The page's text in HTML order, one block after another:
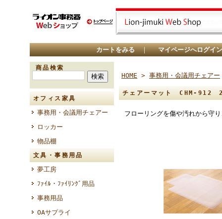
カートをみる ｜ マイページへログイン
商品検索
オフィス家具
事務用・会議用チェアー
ロッカー
物品棚
文具・事務用品
夢工房
ﾌｧｲﾙ・ﾌｧｲﾘﾝｸﾞ用品
事務用品
OAサプライ
HOME > 事務用・会議用チェアー
チェアーマット CHM-912
フローリングを傷や汚れから守